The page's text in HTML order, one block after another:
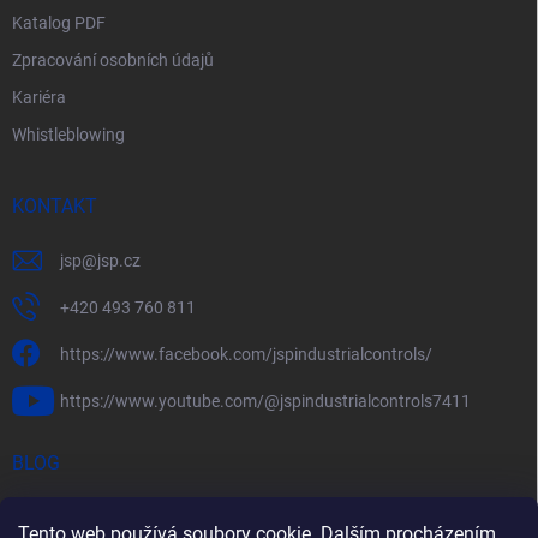
Katalog PDF
Zpracování osobních údajů
Kariéra
Whistleblowing
KONTAKT
jsp@jsp.cz
+420 493 760 811
https://www.facebook.com/jspindustrialcontrols/
https://www.youtube.com/@jspindustrialcontrols7411
BLOG